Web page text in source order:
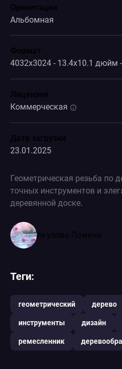
Ориентация
Альбомная
Формат
4032x3024 - 13.4x10.1 дюйм
Лицензия
Коммерческая
Дата загрузки
23.01.2025
Геометрическая резьба по
точных инструментов и
деревянной доске.
Акулова Ламина
Теги:
геометрический дерево
инструменты дизайн
ремесленник